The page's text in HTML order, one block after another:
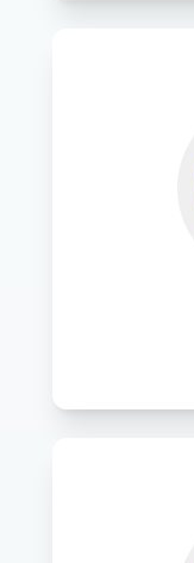
विशिष्ट
और
आईटी